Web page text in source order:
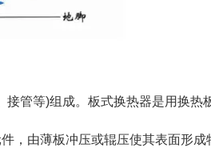
管等)组成。板式换热器是用换热
，由薄板冲压或辊压使其表面形成